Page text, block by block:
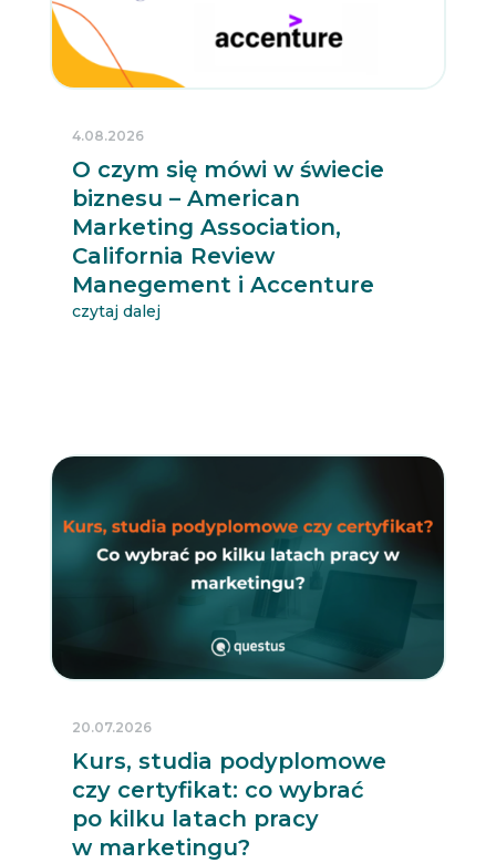
O czym się mówi w świecie
biznesu – American
Marketing Association,
California Review
Manegement i Accenture
4.08.2026
czytaj dalej
Kurs, studia podyplomowe
czy certyfikat: co wybrać
po kilku latach pracy
w marketingu?
20.07.2026